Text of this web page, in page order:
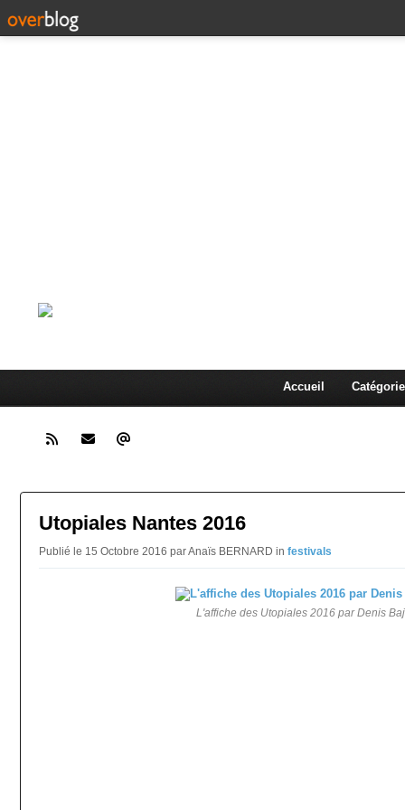
Accueil
Utopiales Nantes 2016
Publié le 15 Octobre 2016 par Anaïs BERNARD in festivals
L'affiche des Utopiales 2016 par Denis